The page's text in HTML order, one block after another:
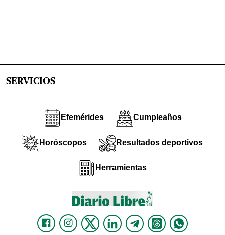
SERVICIOS
Efemérides Cumpleaños
Horóscopos Resultados deportivos
Herramientas